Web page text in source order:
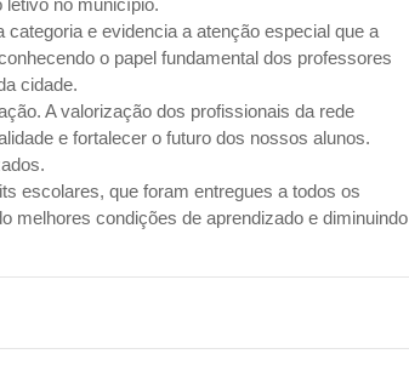
letivo no município.
e evidencia a atenção especial que a
o papel fundamental dos professores
cidade.
A valorização dos profissionais da rede
e fortalecer o futuro dos nossos alunos.
escolares, que foram entregues a todos os
melhores condições de aprendizado e diminuindo